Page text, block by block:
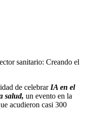
sanitario: Creando el
de celebrar IA en el
salud, un evento en la
acudieron casi 300